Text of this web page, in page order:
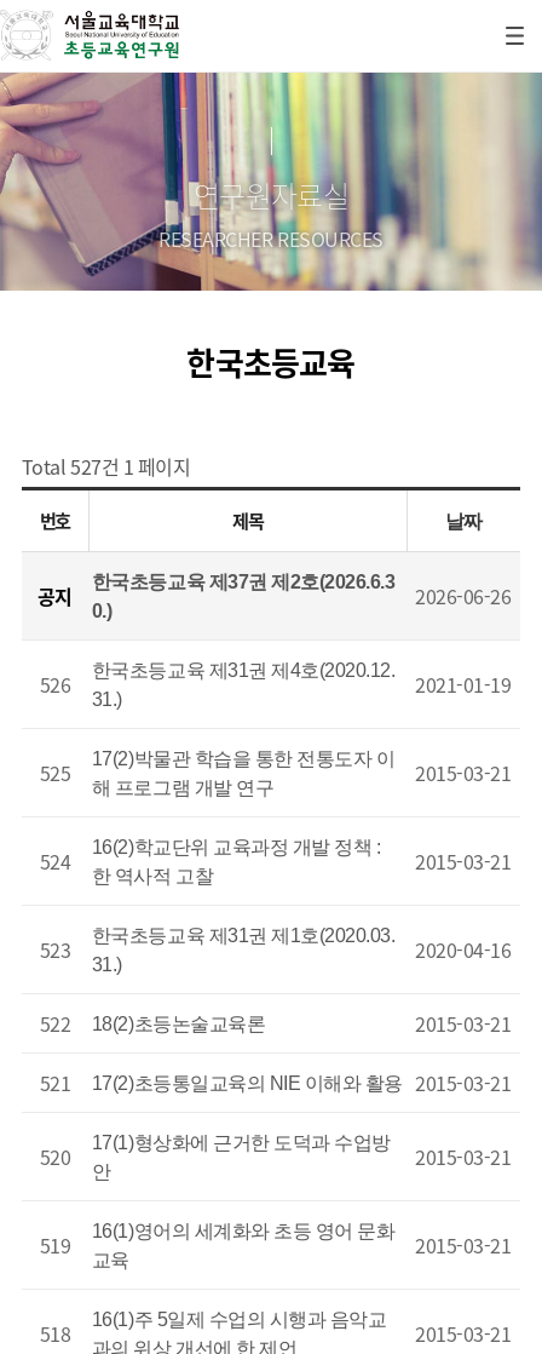
연구원자료실
RESEARCHER RESOURCES
한국초등교육
Total 527건 1 페이지
번호 제목 날짜
공지
한국초등교육 제37권 제2호(2026.6.3
0.)
2026-06-26
526
한국초등교육 제31권 제4호(2020.12.
31.)
2021-01-19
525
17(2)박물관 학습을 통한 전통도자 이
해 프로그램 개발 연구
2015-03-21
524
16(2)학교단위 교육과정 개발 정책 :
한 역사적 고찰
2015-03-21
523
한국초등교육 제31권 제1호(2020.03.
31.)
2020-04-16
522 18(2)초등논술교육론 2015-03-21
521 17(2)초등통일교육의 NIE 이해와 활용 2015-03-21
520
17(1)형상화에 근거한 도덕과 수업방
안
2015-03-21
519
16(1)영어의 세계화와 초등 영어 문화
교육
2015-03-21
518
16(1)주 5일제 수업의 시행과 음악교
과의 위상 개선에 한 제언
2015-03-21